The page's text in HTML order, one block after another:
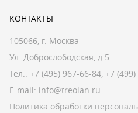
КОНТАКТЫ
105066, г. Москва
Ул. Доброслободская, д.5
Тел.: +7 (495) 967-66-84, +7
E-mail: info@treolan.ru
Политика обработки